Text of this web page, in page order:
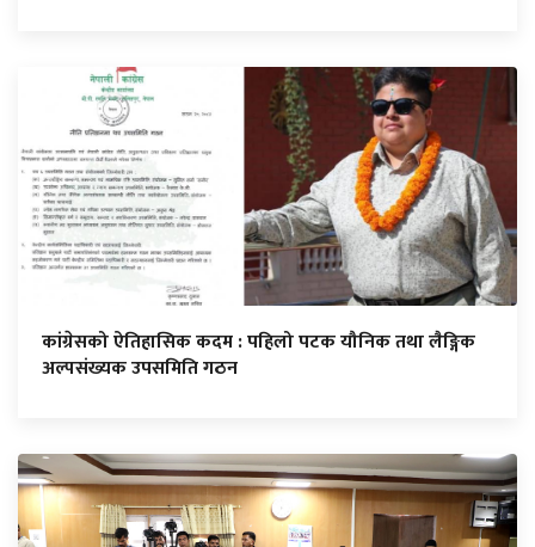
कांग्रेसको ऐतिहासिक कदम : पहिलो पटक यौनिक तथा लैङ्गिक
अल्पसंख्यक उपसमिति गठन